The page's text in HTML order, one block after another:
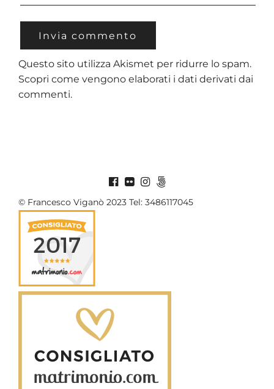
Questo sito utilizza Akismet per ridurre lo spam.
Scopri come vengono elaborati i dati derivati dai
commenti.
© Francesco Viganò 2023 Tel: 3486117045